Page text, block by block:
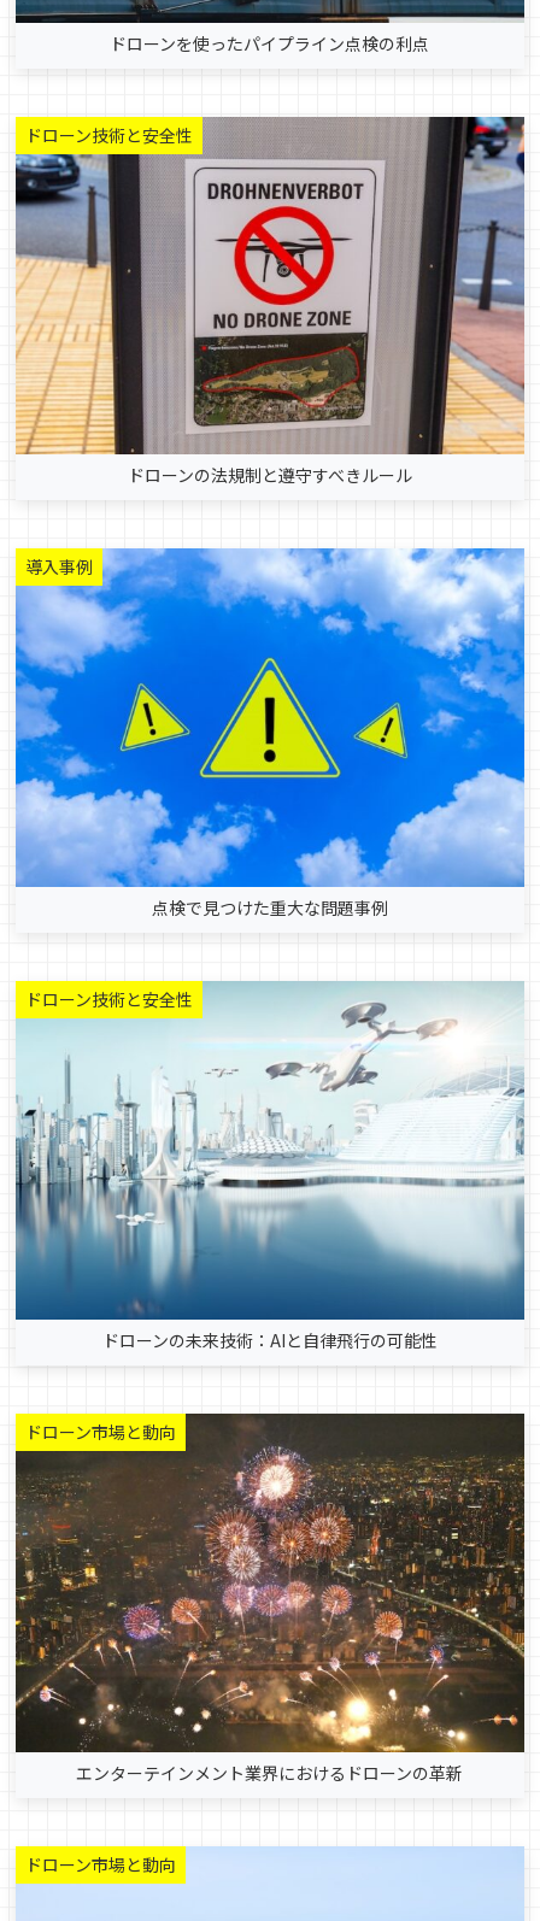
ドローンを使ったパイプライン点検の利点
ドローン技術と安全性
ドローンの法規制と遵守すべきルール
導入事例
点検で見つけた重大な問題事例
ドローン技術と安全性
ドローンの未来技術：AIと自律飛行の可能性
ドローン市場と動向
エンターテインメント業界におけるドローンの革新
ドローン市場と動向